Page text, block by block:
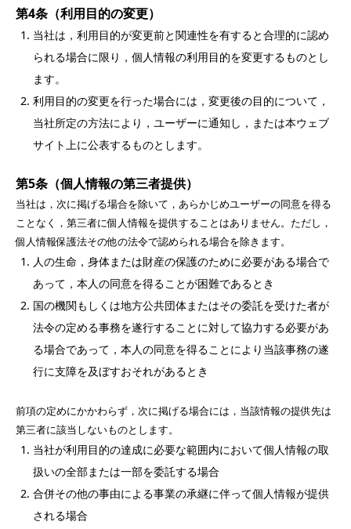
第4条（利用目的の変更）
当社は，利用目的が変更前と関連性を有すると合理的に認め
られる場合に限り，個人情報の利用目的を変更するものとし
ます。
利用目的の変更を行った場合には，変更後の目的について，
当社所定の方法により，ユーザーに通知し，または本ウェブ
サイト上に公表するものとします。
第5条（個人情報の第三者提供）
当社は，次に掲げる場合を除いて，あらかじめユーザーの同意を得る
ことなく，第三者に個人情報を提供することはありません。ただし，
個人情報保護法その他の法令で認められる場合を除きます。
人の生命，身体または財産の保護のために必要がある場合で
あって，本人の同意を得ることが困難であるとき
国の機関もしくは地方公共団体またはその委託を受けた者が
法令の定める事務を遂行することに対して協力する必要があ
る場合であって，本人の同意を得ることにより当該事務の遂
行に支障を及ぼすおそれがあるとき
前項の定めにかかわらず，次に掲げる場合には，当該情報の提供先は
第三者に該当しないものとします。
当社が利用目的の達成に必要な範囲内において個人情報の取
扱いの全部または一部を委託する場合
合併その他の事由による事業の承継に伴って個人情報が提供
される場合